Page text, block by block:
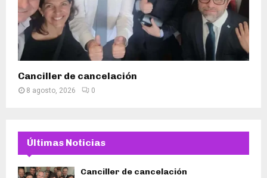
Canciller de cancelación
8 agosto, 2026 0
Últimas Noticias
Canciller de cancelación